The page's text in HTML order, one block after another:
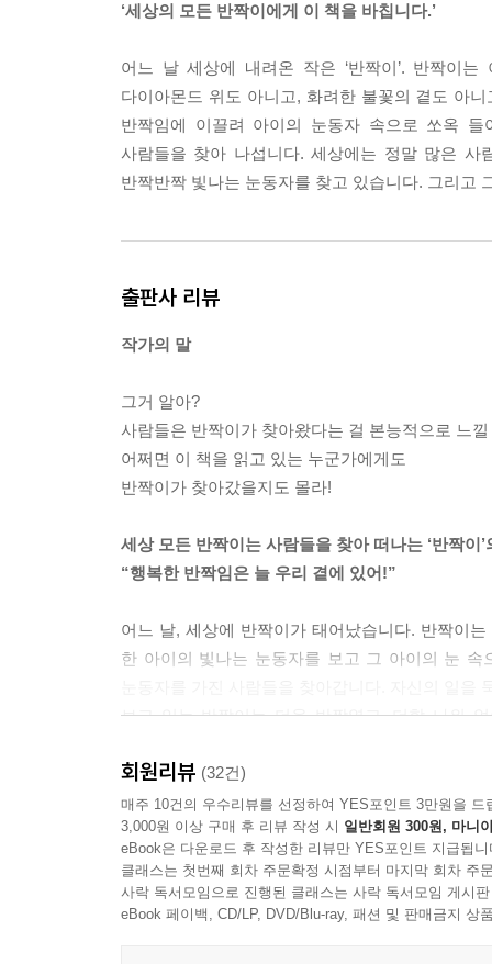
‘세상의 모든 반짝이에게 이 책을 바칩니다.’
어느 날 세상에 내려온 작은 ‘반짝이’. 반짝이
다이아몬드 위도 아니고, 화려한 불꽃의 곁도 아
반짝임에 이끌려 아이의 눈동자 속으로 쏘옥
사람들을 찾아 나섭니다. 세상에는 정말 많은 사
반짝반짝 빛나는 눈동자를 찾고 있습니다. 그리고
출판사 리뷰
작가의 말
그거 알아?
사람들은 반짝이가 찾아왔다는 걸 본능적으로 느
어쩌면 이 책을 읽고 있는 누군가에게도
반짝이가 찾아갔을지도 몰라!
세상 모든 반짝이는 사람들을 찾아 떠나는 ‘반짝이’
“행복한 반짝임은 늘 우리 곁에 있어!”
어느 날, 세상에 반짝이가 태어났습니다. 반짝이
한 아이의 빛나는 눈동자를 보고 그 아이의 눈
보고 있는 반짝이는 더욱 반짝였고, 더할 나위
《반짝이》를 읽은 여러분은 지금 행복한가요?
사람들을 만나 행복해졌습니다. 사람들도 마찬
마찬가지입니다. 조금 힘든 일이 닥치고, 어려운
조금은 불안하고 외로운 마음이 덜어질 거랍니다.
수 있습니다.
회원리뷰 (32건)
매주 10건의 우수리뷰를 선정하여 YES포인트 3만원을 드
3,000원 이상 구매 후 리뷰 작성 시 일반회원 300원, 마니
eBook은 다운로드 후 작성한 리뷰만 YES포인트 지급됩니
클래스는 첫번째 회차 주문확정 시점부터 마지막 회차 주
사락 독서모임으로 진행된 클래스는 사락 독서모임 게시
eBook 페이백, CD/LP, DVD/Blu-ray, 패션 및 판매금지 상